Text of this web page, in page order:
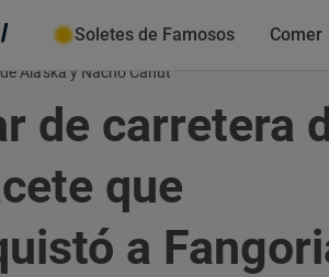
Soletes de Famosos Comer
Alaska y Nacho Canut
de carretera
que
a